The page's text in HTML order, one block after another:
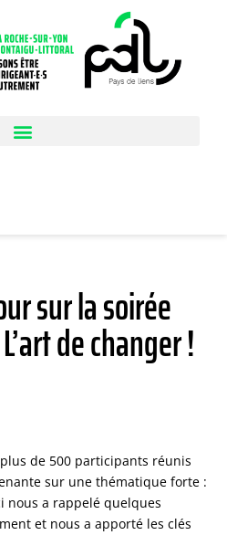
sur la soirée
de changer !
de 500 participants réunis
sur une thématique forte :
ci nous a rappelé quelques
et nous a apporté les clés